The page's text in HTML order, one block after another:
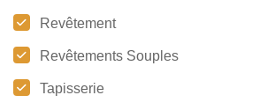
Revêtement
Revêtements Souples
Tapisserie